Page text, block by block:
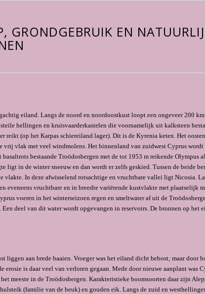
GRONDGEBRUIK EN
eiland. Langs de noord en noordoostkust loopt een ongeveer 200
hellingen en kruisvaarderkastelen die voornamelijk uit kalksteen
reikt (op het Karpas schiereiland lager). Dit is de Kyrenia keten. Het
vrij vlak met veel windmolens. Het binnenland van zuidwest Cyprus wordt
bestaande Troödosbergen met de tot 1953 m reikende Olympus
ligt in de winter sneeuw en dan wordt er zelfs geskied. Tussen de beide
vlakte. In deze afwisselend rotsachtige en vrucht­bare vallei ligt Nicosia.
eveneens vrucht­bare en in breedte variërende kustvlakte met plaatselijk
voeren in het winterseizoen regen en smeltwater af uit de
Een deel van dit water wordt opgevangen in re­servoirs. De bronnen op het
lig­gen aan brede baaien. Vroeger was het eiland dicht bebost; maar door
erosie is daar veel van ver­loren gegaan. Mede door nieuwe aanplant was
meeste in de Troödosber­gen. Ka­rakteristieke boomsoorten daar zijn
(familie van de beuk) en gouden eik. Langs de zuid en